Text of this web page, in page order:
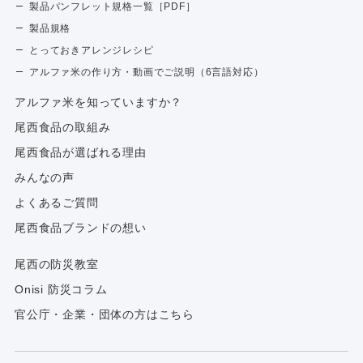
製品パンフレット規格一覧［PDF］
製品規格
とっておきアレンジレシピ
アルファ米の作り方・動画でご説明（6言語対応）
アルファ⽶を知っていますか？
尾西食品の取組み
尾西食品が選ばれる理由
みんなの声
よくあるご質問
尾西食品ブランドの想い
尾西の防災教室
Onisi 防災コラム
官公庁・企業・団体の方はこちら